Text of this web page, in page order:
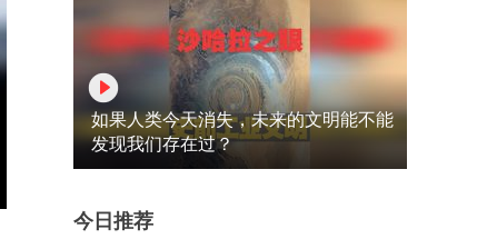
如果人类今天消失，未来的文明能不能
发现我们存在过？
今日推荐